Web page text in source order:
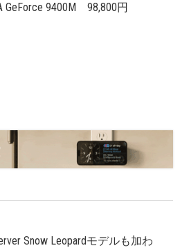
GeForce 9400M 98,800円
Snow Leopardモデルも加わ